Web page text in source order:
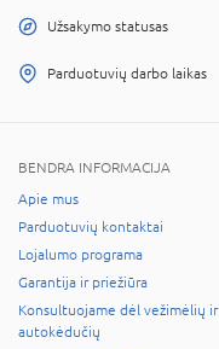
Užsakymo statusas
Parduotuvių darbo laikas
BENDRA INFORMACIJA
Apie mus
Parduotuvių kontaktai
Lojalumo programa
Garantija ir priežiūra
Konsultuojame dėl vežimėlių ir
autokėdučių